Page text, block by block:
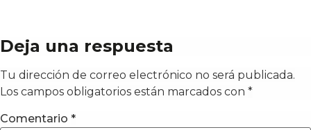
Deja una respuesta
Tu dirección de correo electrónico no será publicada.
Los campos obligatorios están marcados con *
Comentario *